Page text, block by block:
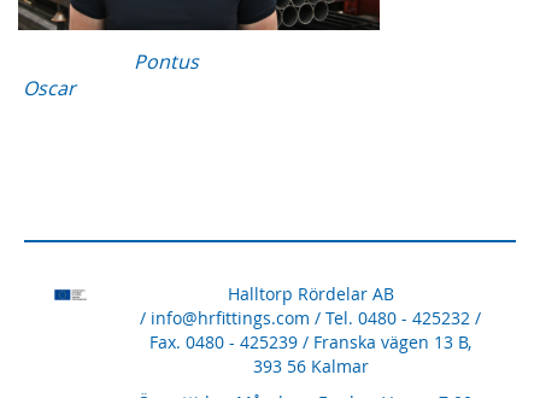
Pontus
Oscar
Halltorp Rördelar AB
/ info@hrfittings.com / Tel. 0480 - 425232 /
Fax. 0480 - 425239 / Franska vägen 13 B,
393 56 Kalmar